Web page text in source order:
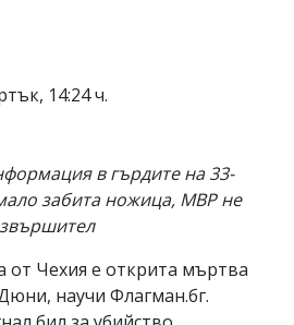
14:24 ч.
в гърдите на 33-
забита ножица, МВР не
от Чехия е открита мъртва
научи Флагман.бг.